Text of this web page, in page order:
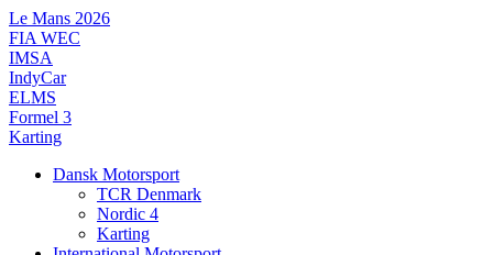
Videre
til
indhold
Le Mans 2026
FIA WEC
IMSA
IndyCar
ELMS
Formel 3
Karting
Dansk Motorsport
TCR Denmark
Nordic 4
Karting